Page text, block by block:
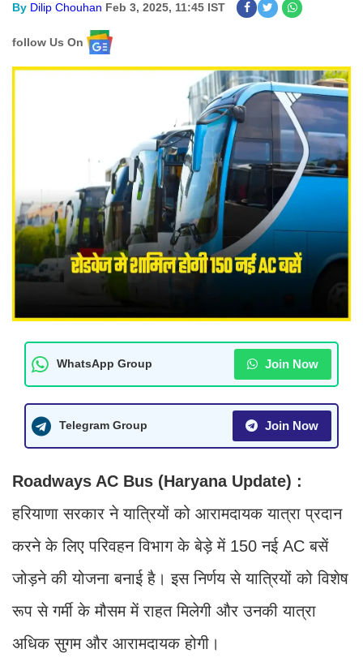
By Dilip Chouhan Feb 3, 2025, 11:45 IST
follow Us On
WhatsApp Group Join Now
Telegram Group Join Now
Roadways AC Bus (Haryana Update) :
हरियाणा सरकार ने यात्रियों को आरामदायक यात्रा प्रदान
करने के लिए परिवहन विभाग के बेड़े में 150 नई AC बसें
जोड़ने की योजना बनाई है। इस निर्णय से यात्रियों को विशेष
रूप से गर्मी के मौसम में राहत मिलेगी और उनकी यात्रा
अधिक सुगम और आरामदायक होगी।